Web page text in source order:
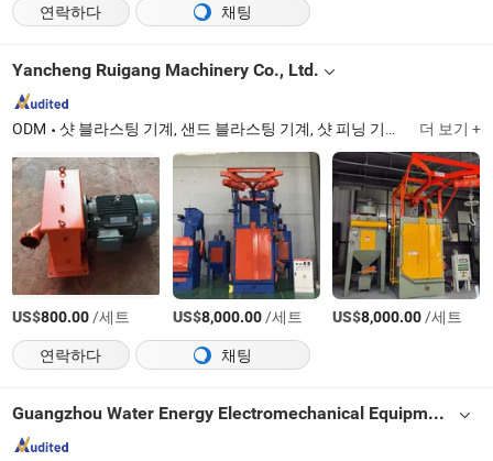
연락하다
채팅
Yancheng Ruigang Machinery Co., Ltd.
ODM 샷 블라스팅 기계, 샌드 블라스팅 기계, 샷 피닝 기계, 연마 기계, 폴리싱 기계, 앵글 그라인더, 절단 기계, 전단 기계, 산업용 진공 청소기, 고무 타이어 더 보기 +
US$800.00/세트 US$8,000.00/세트 US$8,000.00/세트
연락하다
채팅
Guangzhou Water Energy Electromechanical Equipment Co., Ltd